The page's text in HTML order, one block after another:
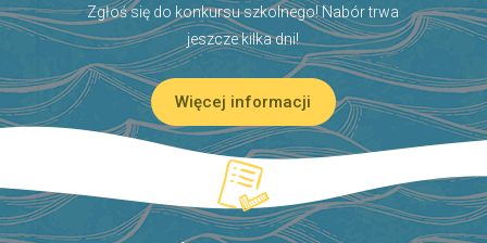
Zgłoś się do konkursu szkolnego! Nabór trwa
jeszcze kilka dni!
Więcej informacji